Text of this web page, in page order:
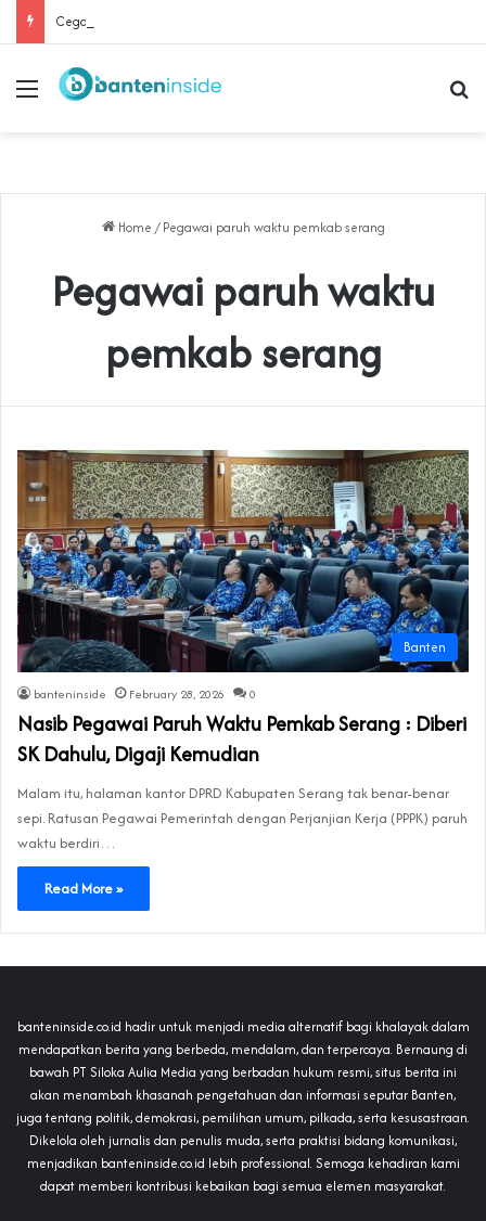
Menu
Home / Pegawai paruh waktu pemkab serang
Pegawai paruh waktu
pemkab serang
Banten
banteninside February 28, 2026 0
Nasib Pegawai Paruh Waktu Pemkab Serang : Diberi
SK Dahulu, Digaji Kemudian
Malam itu, halaman kantor DPRD Kabupaten Serang tak benar-benar
sepi. Ratusan Pegawai Pemerintah dengan Perjanjian Kerja (PPPK) paruh
waktu berdiri…
Read More »
banteninside.co.id hadir untuk menjadi media alternatif bagi khalayak dalam
mendapatkan berita yang berbeda, mendalam, dan terpercaya. Bernaung di
bawah PT Siloka Aulia Media yang berbadan hukum resmi, situs berita ini
akan menambah khasanah pengetahuan dan informasi seputar Banten,
juga tentang politik, demokrasi, pemilihan umum, pilkada, serta kesusastraan.
Dikelola oleh jurnalis dan penulis muda, serta praktisi bidang komunikasi,
menjadikan banteninside.co.id lebih professional. Semoga kehadiran kami
dapat memberi kontribusi kebaikan bagi semua elemen masyarakat.